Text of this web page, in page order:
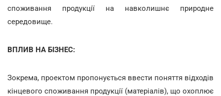
споживання продукції на навколишнє природне
середовище.
ВПЛИВ НА БІЗНЕС:
Зокрема, проектом пропонується ввести поняття відходів
кінцевого споживання продукції (матеріалів), що охоплює